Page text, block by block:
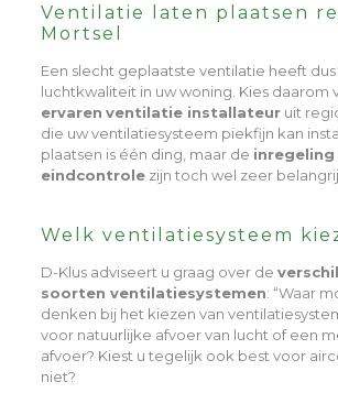
Ventilatie laten plaatsen
Mortsel
Een slecht geplaatste ventilatie heeft
luchtkwaliteit in uw woning. Kies daarom
ervaren ventilatie installateuruit
die uw ventilatiesysteem piekfijn kan
plaatsen is één ding, maar de inregeling
eindcontrolezijn toch wel zeer
Welk ventilatiesysteem
D-Klus adviseert u graag over de
soorten ventilatiesystemen: “Waar
denken bij het kiezen van
voor natuurlijke afvoer van lucht of een
afvoer? Kiest u tegelijk ook best voor
niet?